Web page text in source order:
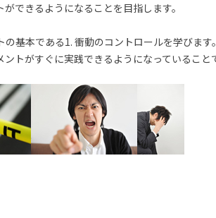
できるようになることを目指します。
基本である1. 衝動のコントロールを学びます
トがすぐに実践できるようになっていること